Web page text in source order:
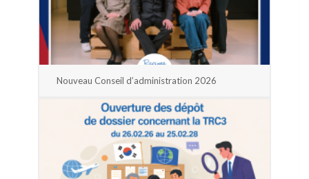
Nouveau Conseil d’administration 2026